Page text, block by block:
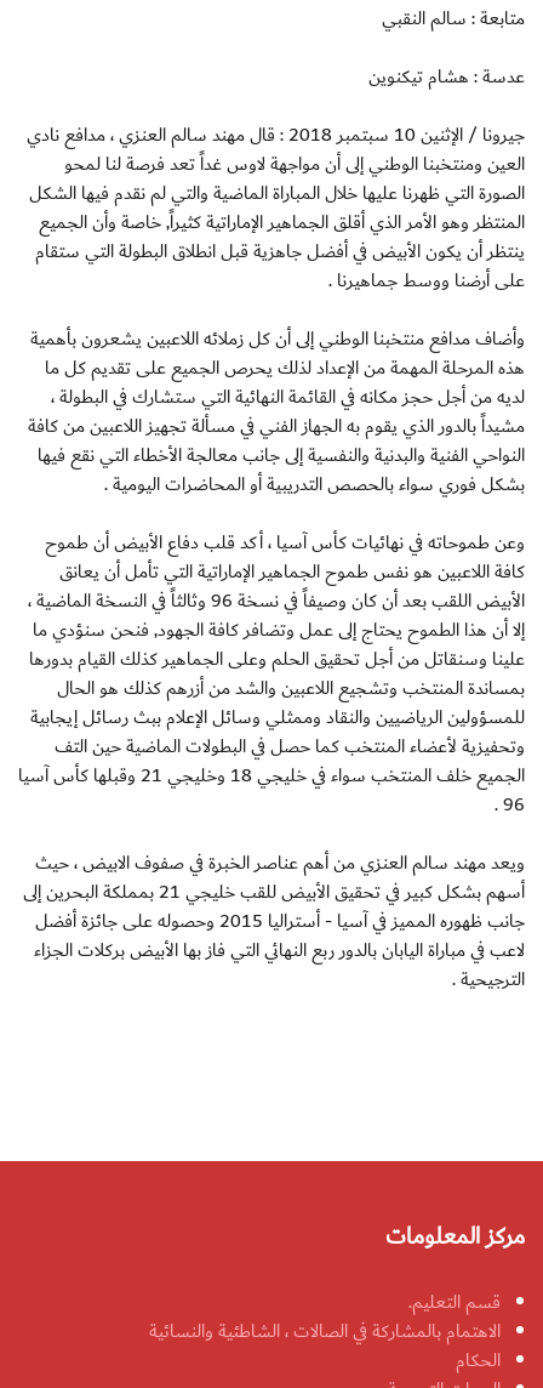
متابعة : سالم النقبي
عدسة : هشام تيكنوين
جيرونا / الإثنين 10 سبتمبر 2018 : قال مهند سالم العنزي ، مدافع نادي
العين ومنتخبنا الوطني إلى أن مواجهة لاوس غداً تعد فرصة لنا لمحو
الصورة التي ظهرنا عليها خلال المباراة الماضية والتي لم نقدم فيها الشكل
المنتظر وهو الأمر الذي أقلق الجماهير الإماراتية كثيراً, خاصة وأن الجميع
ينتظر أن يكون الأبيض في أفضل جاهزية قبل انطلاق البطولة التي ستقام
على أرضنا ووسط جماهيرنا .
وأضاف مدافع منتخبنا الوطني إلى أن كل زملائه اللاعبين يشعرون بأهمية
هذه المرحلة المهمة من الإعداد لذلك يحرص الجميع على تقديم كل ما
لديه من أجل حجز مكانه في القائمة النهائية التي ستشارك في البطولة ،
مشيداً بالدور الذي يقوم به الجهاز الفني في مسألة تجهيز اللاعبين من كافة
النواحي الفنية والبدنية والنفسية إلى جانب معالجة الأخطاء التي نقع فيها
بشكل فوري سواء بالحصص التدريبية أو المحاضرات اليومية .
وعن طموحاته في نهائيات كأس آسيا ، أكد قلب دفاع الأبيض أن طموح
كافة اللاعبين هو نفس طموح الجماهير الإماراتية التي تأمل أن يعانق
الأبيض اللقب بعد أن كان وصيفاً في نسخة 96 وثالثاً في النسخة الماضية ،
إلا أن هذا الطموح يحتاج إلى عمل وتضافر كافة الجهود, فنحن سنؤدي ما
علينا وسنقاتل من أجل تحقيق الحلم وعلى الجماهير كذلك القيام بدورها
بمساندة المنتخب وتشجيع اللاعبين والشد من أزرهم كذلك هو الحال
للمسؤولين الرياضيين والنقاد وممثلي وسائل الإعلام ببث رسائل إيجابية
وتحفيزية لأعضاء المنتخب كما حصل في البطولات الماضية حين التف
الجميع خلف المنتخب سواء في خليجي 18 وخليجي 21 وقبلها كأس آسيا
96 .
ويعد مهند سالم العنزي من أهم عناصر الخبرة في صفوف الابيض ، حيث
أسهم بشكل كبير في تحقيق الأبيض للقب خليجي 21 بمملكة البحرين إلى
جانب ظهوره المميز في آسيا - أستراليا 2015 وحصوله على جائزة أفضل
لاعب في مباراة اليابان بالدور ربع النهائي التي فاز بها الأبيض بركلات الجزاء
الترجيحية .
مركز المعلومات
قسم التعليم.
الاهتمام بالمشاركة في الصالات ، الشاطئية والنسائية
الحكام